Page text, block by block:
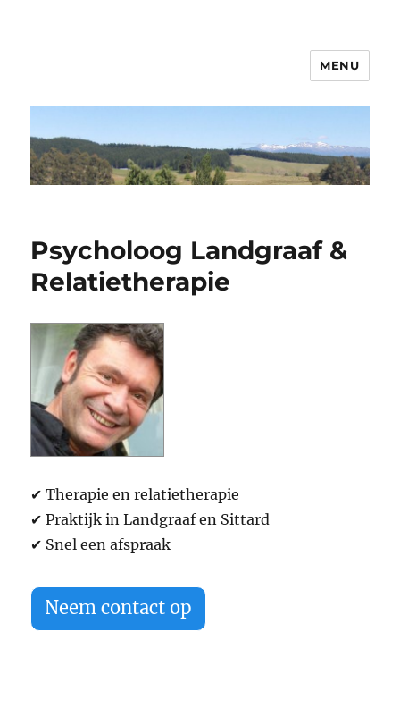
Psycholoog Sittard – Landgraaf
MENU
Psycholoog Landgraaf &
Relatietherapie
✔ Therapie en relatietherapie
✔ Praktijk in Landgraaf en Sittard
✔ Snel een afspraak
Neem contact op